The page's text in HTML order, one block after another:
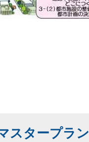
スタープラン